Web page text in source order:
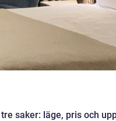
saker: läge, pris och